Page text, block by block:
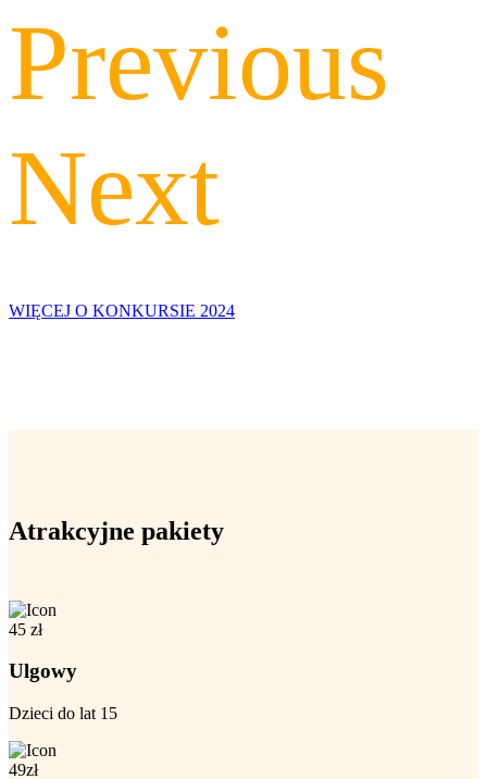
Previous
Next
WIĘCEJ O KONKURSIE 2024
Atrakcyjne pakiety
45 zł
Ulgowy
Dzieci do lat 15
49zł